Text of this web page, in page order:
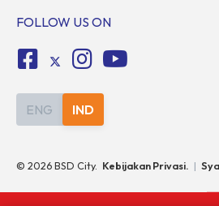
FOLLOW US ON
ENG IND
© 2026BSD City. Kebijakan Privasi. |